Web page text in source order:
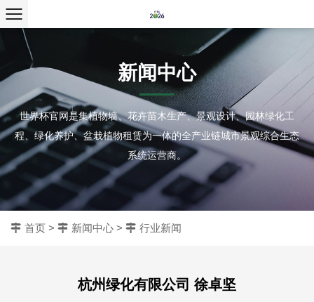
新闻中心
世界杯官网是集植物墙、花卉苗木生产、景观设计、园林绿化工
程、绿化养护、盆栽植物租赁为一体的全产业链城市景观综合生态
系统运营商。
首页 > 新闻中心 > 行业新闻
杭州绿化有限公司 徐卓坚